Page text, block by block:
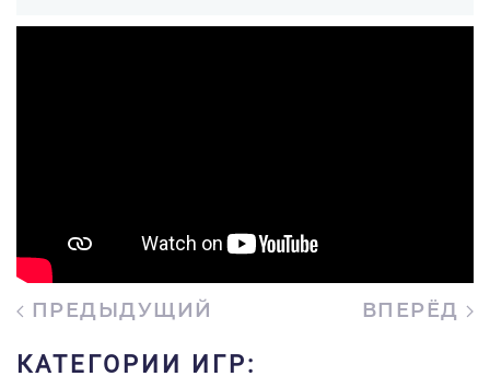
ПРЕДЫДУЩИЙ ВПЕРЁД
КАТЕГОРИИ ИГР: